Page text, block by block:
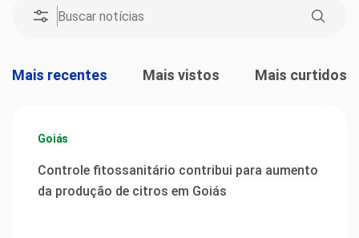
Mais recentes Mais vistos Mais curtidos
Goiás
Controle fitossanitário contribui para aumento
da produção de citros em Goiás